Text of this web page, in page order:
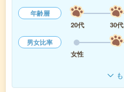
年齢層
20代
30代
男女比率
女性